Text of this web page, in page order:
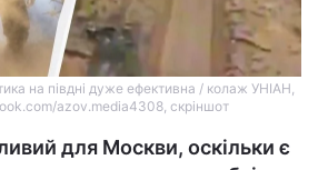
на півдні дуже ефективна / колаж УНІАН,
azov.media4308, скріншот
для Москви, оскільки є